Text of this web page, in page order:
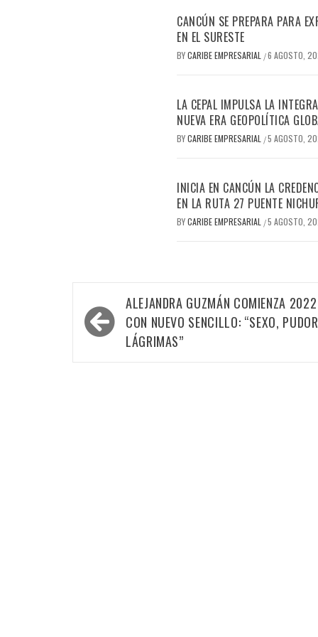
CANCÚN SE PREPARA PARA
EN EL SURESTE
BYCARIBE EMPRESARIAL /6 AGOSTO,
LA CEPAL IMPULSA LA
NUEVA ERA GEOPOLÍTICA
BYCARIBE EMPRESARIAL /5 AGOSTO,
INICIA EN CANCÚN LA
EN LA RUTA 27 PUENTE
BYCARIBE EMPRESARIAL /5 AGOSTO,
Navegación
de
entradas
ALEJANDRA GUZMÁN COMIENZA 2022
CON NUEVO SENCILLO: “SEXO,
LÁGRIMAS”